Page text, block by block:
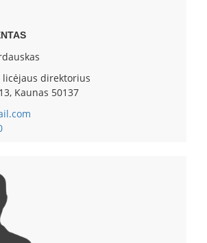
licėjaus direktorius
Kaunas 50137